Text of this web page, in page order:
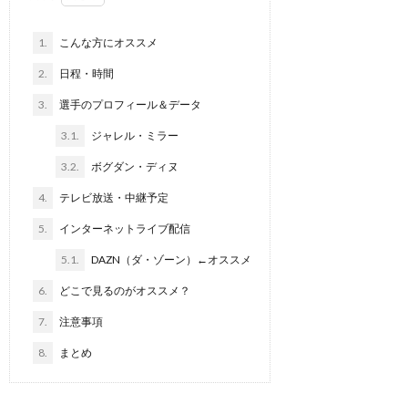
1. こんな方にオススメ
2. 日程・時間
3. 選手のプロフィール＆データ
3.1. ジャレル・ミラー
3.2. ボグダン・ディヌ
4. テレビ放送・中継予定
5. インターネットライブ配信
5.1. DAZN（ダ・ゾーン）←オススメ
6. どこで見るのがオススメ？
7. 注意事項
8. まとめ